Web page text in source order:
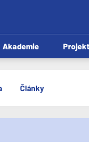
Akademie
Články